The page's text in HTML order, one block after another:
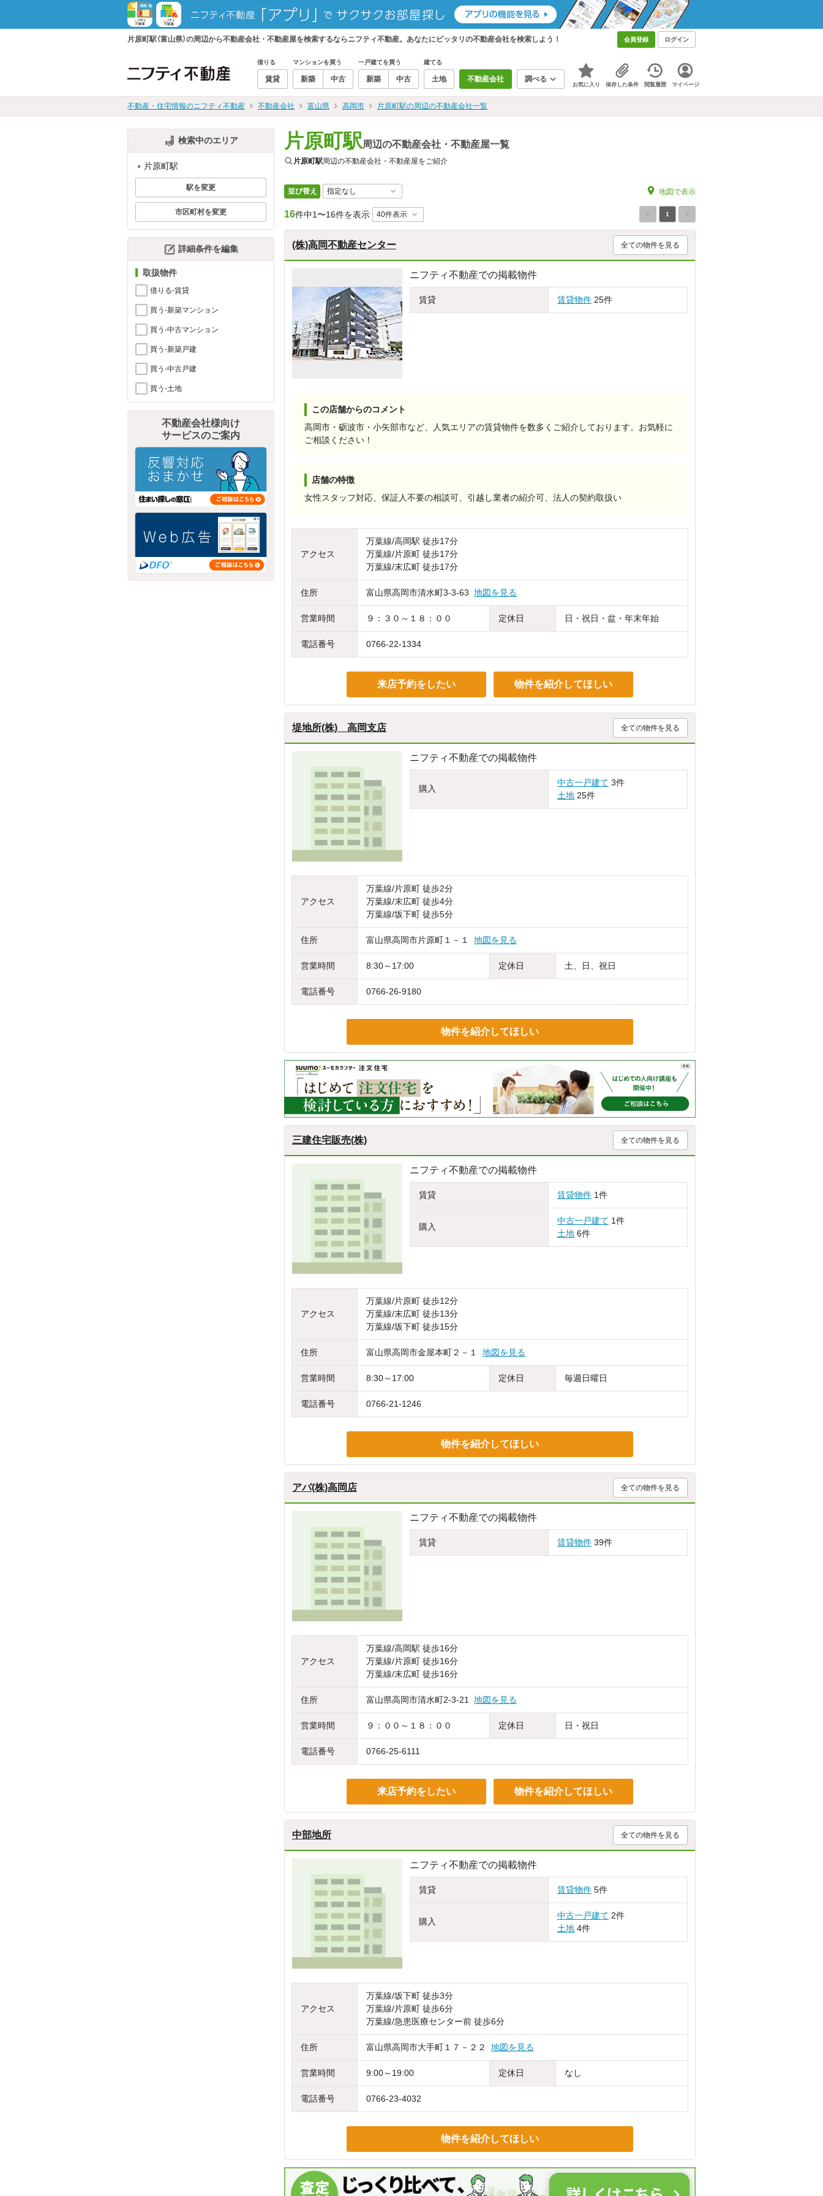
片原町駅（富山県）の周辺から不動産会社・不動産屋を検索するならニフティ不動産。あなたにピッタリの不動産会社を検索しよう！ 会員登録 ログイン
借りる
賃貸
マンションを買う
新築 中古
一戸建てを買う
新築 中古
建てる
土地 不動産会社 調べる
お気に入り 保存した条件 閲覧履歴 マイページ
不動産・住宅情報のニフティ不動産 不動産会社 富山県 高岡市 片原町駅の周辺の不動産会社一覧
検索中のエリア
片原町駅
駅を変更
市区町村を変更
詳細条件を編集
取扱物件
借りる-賃貸
買う-新築マンション
買う-中古マンション
買う-新築戸建
買う-中古戸建
買う-土地
不動産会社様向け
サービスのご案内
片原町駅周辺の不動産会社・不動産屋一覧
片原町駅周辺の不動産会社・不動産屋をご紹介
並び替え 地図で表示
16件中1〜16件を表示 < 1 >
(株)高岡不動産センター 全ての物件を見る
ニフティ不動産での掲載物件
賃貸 賃貸物件 25件
この店舗からのコメント
高岡市・砺波市・小矢部市など、人気エリアの賃貸物件を数多くご紹介しております。お気軽に
ご相談ください！
店舗の特徴
女性スタッフ対応、保証人不要の相談可、引越し業者の紹介可、法人の契約取扱い
アクセス
万葉線/高岡駅 徒歩17分
万葉線/片原町 徒歩17分
万葉線/末広町 徒歩17分
住所 富山県高岡市清水町3-3-63 地図を見る
営業時間 ９：３０～１８：００ 定休日 日・祝日・盆・年末年始
電話番号 0766-22-1334
来店予約をしたい 物件を紹介してほしい
堤地所(株) 高岡支店 全ての物件を見る
ニフティ不動産での掲載物件
購入
中古一戸建て 3件
土地 25件
アクセス
万葉線/片原町 徒歩2分
万葉線/末広町 徒歩4分
万葉線/坂下町 徒歩5分
住所 富山県高岡市片原町１－１ 地図を見る
営業時間 8:30～17:00 定休日 土、日、祝日
電話番号 0766-26-9180
物件を紹介してほしい
三建住宅販売(株) 全ての物件を見る
ニフティ不動産での掲載物件
賃貸 賃貸物件 1件
購入
中古一戸建て 1件
土地 6件
アクセス
万葉線/片原町 徒歩12分
万葉線/末広町 徒歩13分
万葉線/坂下町 徒歩15分
住所 富山県高岡市金屋本町２－１ 地図を見る
営業時間 8:30～17:00 定休日 毎週日曜日
電話番号 0766-21-1246
物件を紹介してほしい
アパ(株)高岡店 全ての物件を見る
ニフティ不動産での掲載物件
賃貸 賃貸物件 39件
アクセス
万葉線/高岡駅 徒歩16分
万葉線/片原町 徒歩16分
万葉線/末広町 徒歩16分
住所 富山県高岡市清水町2-3-21 地図を見る
営業時間 ９：００～１８：００ 定休日 日・祝日
電話番号 0766-25-6111
来店予約をしたい 物件を紹介してほしい
中部地所 全ての物件を見る
ニフティ不動産での掲載物件
賃貸 賃貸物件 5件
購入
中古一戸建て 2件
土地 4件
アクセス
万葉線/坂下町 徒歩3分
万葉線/片原町 徒歩6分
万葉線/急患医療センター前 徒歩6分
住所 富山県高岡市大手町１７－２２ 地図を見る
営業時間 9:00～19:00 定休日 なし
電話番号 0766-23-4032
物件を紹介してほしい